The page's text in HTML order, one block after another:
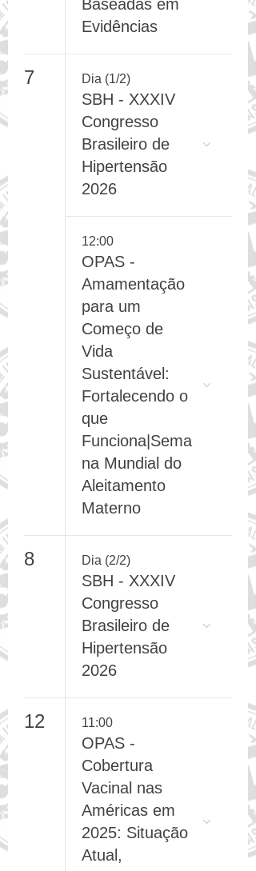
Clínicas
Baseadas em
Evidências
Dia (1/2)
SBH - XXXIV
Congresso
Brasileiro de
Hipertensão
2026
12:00
OPAS -
Amamentação
para um
Começo de
Vida
Sustentável:
Fortalecendo o
que
Funciona|Sema
na Mundial do
Aleitamento
Materno
Dia (2/2)
SBH - XXXIV
Congresso
Brasileiro de
Hipertensão
2026
11:00
OPAS -
Cobertura
Vacinal nas
Américas em
2025: Situação